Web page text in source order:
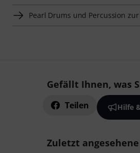
Pearl Drums und Percussion
Gefällt Ihnen, was
Teilen Hilfe
Zuletzt